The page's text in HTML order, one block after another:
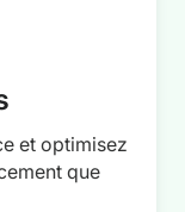
et optimisez
que